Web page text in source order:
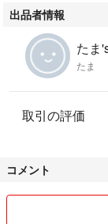
出品者情報
たま
たま
取引の評価
コメント